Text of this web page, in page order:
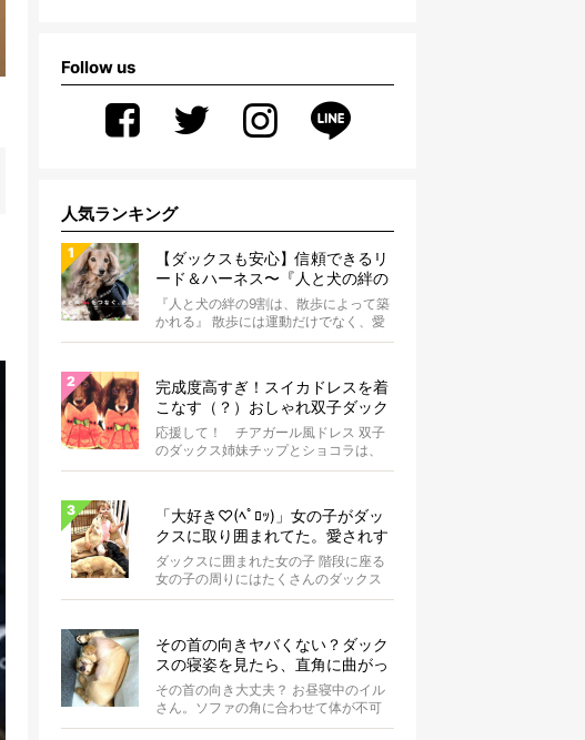
Follow us
人気ランキング
【ダックスも安心】信頼できるリ
ード＆ハーネス〜『人と犬の絆の
9割は散歩によって築かれる』
WOLFGANG MAN＆BEAST〜
『人と犬の絆の9割は、散歩によって築
かれる』 散歩には運動だけでなく、愛
犬とオーナーの絆を深める重要な役割
完成度高すぎ！スイカドレスを着
こなす（？）おしゃれ双子ダック
スがもはやアイドル
応援して！ チアガール風ドレス 双子
のダックス姉妹チップとショコラは、
お揃いのスイカドレスを身にまとって
「大好き♡(ﾍﾟﾛｯ)」女の子がダッ
クスに取り囲まれてた。愛されす
ぎな光景が超絶羨ましい！【動
画】
ダックスに囲まれた女の子 階段に座る
女の子の周りにはたくさんのダックス
たちがいます。 女の子はダ...
その首の向きヤバくない？ダック
スの寝姿を見たら、直角に曲がっ
てて二度見した【写真4選】
その首の向き大丈夫？ お昼寝中のイル
さん。ソファの角に合わせて体が不可
解な状態にぐにゃりと曲がっていま